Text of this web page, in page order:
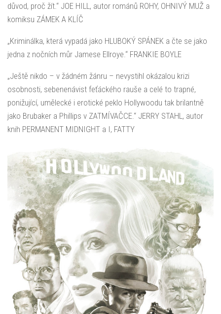
důvod, proč žít.“ JOE HILL, autor románů ROHY, OHNIVÝ MUŽ a
komiksu ZÁMEK A KLÍČ
„Kriminálka, která vypadá jako HLUBOKÝ SPÁNEK a čte se jako
jedna z nočních můr Jamese Ellroye.“ FRANKIE BOYLE
„Ještě nikdo – v žádném žánru – nevystihl okázalou krizi
osobnosti, sebenenávist feťáckého rauše a celé to trapné,
ponižující, umělecké i erotické peklo Hollywoodu tak brilantně
jako Brubaker a Phillips v ZATMÍVAČCE.“ JERRY STAHL, autor
knih PERMANENT MIDNIGHT a I, FATTY